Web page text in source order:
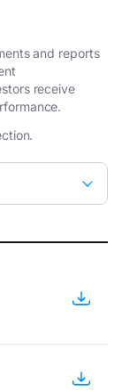
and reports
receive